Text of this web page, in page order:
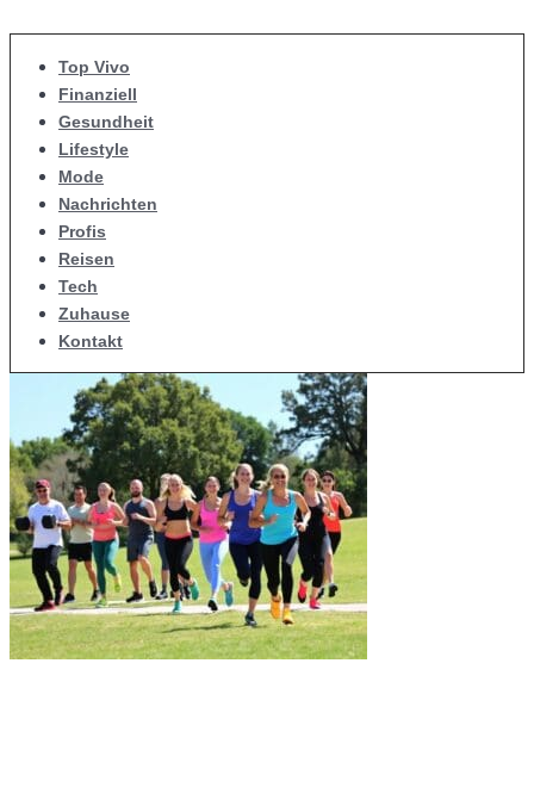
Top Vivo
Finanziell
Gesundheit
Lifestyle
Mode
Nachrichten
Profis
Reisen
Tech
Zuhause
Kontakt